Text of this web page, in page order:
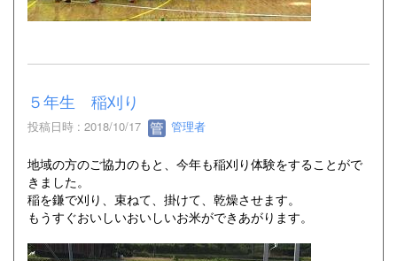
５年生 稲刈り
投稿日時 : 2018/10/17 管理者
地域の方のご協力のもと、今年も稲刈り体験をすることがで
きました。
稲を鎌で刈り、束ねて、掛けて、乾燥させます。
もうすぐおいしいおいしいお米ができあがります。